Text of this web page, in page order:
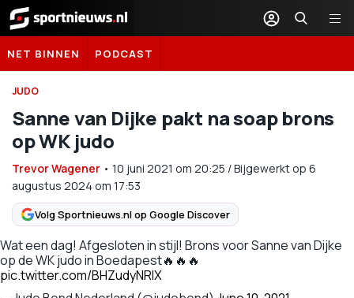
Sportnieuws.nl
NET BINNEN PODCAST
JUDO
Sanne van Dijke pakt na soap brons
op WK judo
Trevor Wagener • 10 juni 2021 om 20:25 /Bijgewerkt op 6
augustus 2024 om 17:53
Volg Sportnieuws.nl op Google Discover
Wat een dag! Afgesloten in stijl! Brons voor Sanne van Dijke
op de WK judo in Boedapest🔥🔥🔥
pic.twitter.com/BHZudyNRIX